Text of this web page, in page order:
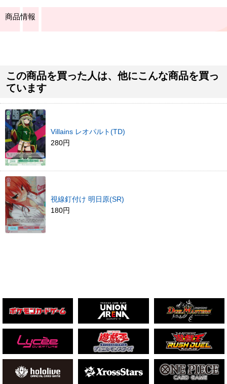
商品情報
この商品を買った人は、他にこんな商品を買っ
ています
Villains レオパルト(TD)
280円
視線釘付け 明日原(SR)
180円